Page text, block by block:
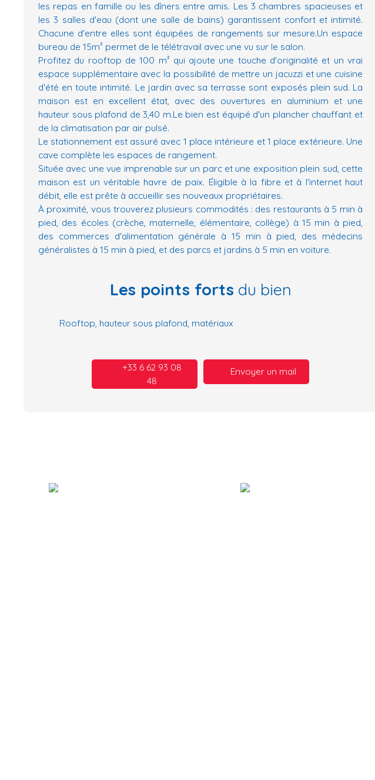
les repas en famille ou les dîners entre amis. Les 3 chambres spacieuses et
les 3 salles d'eau (dont une salle de bains) garantissent confort et intimité.
Chacune d'entre elles sont équipées de rangements sur mesure.Un espace
bureau de 15m² permet de le télétravail avec une vu sur le salon.
Profitez du rooftop de 100 m² qui ajoute une touche d'originalité et un vrai
espace supplémentaire avec la possibilité de mettre un jacuzzi et une cuisine
d'été en toute intimité. Le jardin avec sa terrasse sont exposés plein sud. La
maison est en excellent état, avec des ouvertures en aluminium et une
hauteur sous plafond de 3,40 m.Le bien est équipé d'un plancher chauffant et
de la climatisation par air pulsé.
Le stationnement est assuré avec 1 place intérieure et 1 place extérieure. Une
cave complète les espaces de rangement.
Située avec une vue imprenable sur un parc et une exposition plein sud, cette
maison est un véritable havre de paix. Éligible à la fibre et à l'internet haut
débit, elle est prête à accueillir ses nouveaux propriétaires.
À proximité, vous trouverez plusieurs commodités : des restaurants à 5 min à
pied, des écoles (crèche, maternelle, élémentaire, collège) à 15 min à pied,
des commerces d'alimentation générale à 15 min à pied, des médecins
généralistes à 15 min à pied, et des parcs et jardins à 5 min en voiture.
Les points forts du bien
Rooftop, hauteur sous plafond, matériaux
+33 6 62 93 08
48
Envoyer un mail